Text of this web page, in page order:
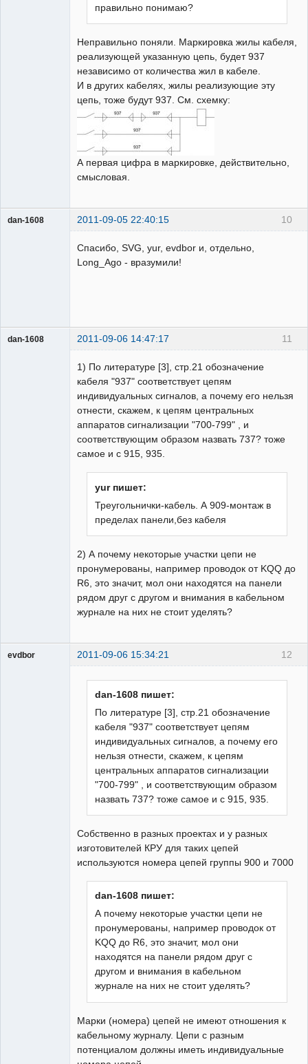
правильно понимаю?
Неправильно поняли. Маркировка жилы кабеля,
реализующей указанную цепь, будет 937
независимо от количества жил в кабеле.
И в других кабелях, жилы реализующие эту
цепь, тоже будут 937. См. схемку:
А первая цифра в маркировке, действительно,
смысловая.
10
dan-1608 2011-09-05 22:40:15
Спасибо, SVG, yur, evdbor и, отдельно,
Long_Ago - вразумили!
11
dan-1608 2011-09-06 14:47:17
1) По литературе [3], стр.21 обозначение
кабеля "937" соответствует цепям
индивидуальных сигналов, а почему его нельзя
отнести, скажем, к цепям центральных
аппаратов сигнализации "700-799" , и
соответствующим образом назвать 737? тоже
самое и с 915, 935.
yur пишет:
Треугольнички-кабель. А 909-монтаж в
пределах панели,без кабеля
2) А почему некоторые участки цепи не
пронумерованы, например проводок от KQQ до
R6, это значит, мол они находятся на панели
рядом друг с другом и внимания в кабельном
журнале на них не стоит уделять?
12
evdbor 2011-09-06 15:34:21
dan-1608 пишет:
По литературе [3], стр.21 обозначение
кабеля "937" соответствует цепям
индивидуальных сигналов, а почему его
нельзя отнести, скажем, к цепям
центральных аппаратов сигнализации
"700-799" , и соответствующим образом
назвать 737? тоже самое и с 915, 935.
Собственно в разных проектах и у разных
изготовителей КРУ для таких цепей
используются номера цепей группы 900 и 7000
dan-1608 пишет:
А почему некоторые участки цепи не
пронумерованы, например проводок от
KQQ до R6, это значит, мол они
находятся на панели рядом друг с
другом и внимания в кабельном
журнале на них не стоит уделять?
Марки (номера) цепей не имеют отношения к
кабельному журналу. Цепи с разным
потенциалом должны иметь индивидуальные